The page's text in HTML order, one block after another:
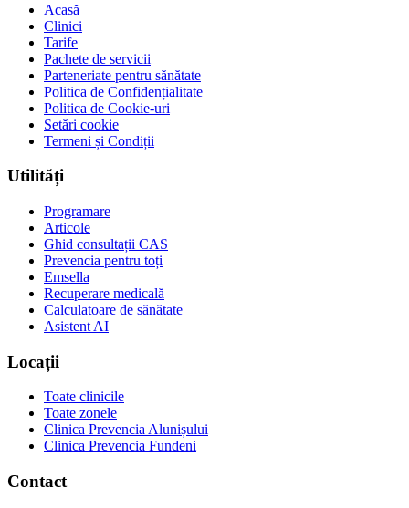
Acasă
Clinici
Tarife
Pachete de servicii
Parteneriate pentru sănătate
Politica de Confidențialitate
Politica de Cookie-uri
Setări cookie
Termeni și Condiții
Utilități
Programare
Articole
Ghid consultații CAS
Prevencia pentru toți
Emsella
Recuperare medicală
Calculatoare de sănătate
Asistent AI
Locații
Toate clinicile
Toate zonele
Clinica Prevencia Alunișului
Clinica Prevencia Fundeni
Contact